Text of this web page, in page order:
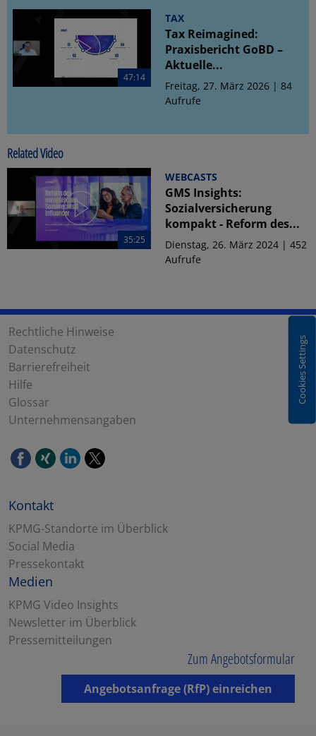
47:14
TAX
Tax Reimagined:
Praxisbericht GoBD –
Aktuelle...
Freitag, 27. März 2026 | 84
Aufrufe
Related Video
35:25
WEBCASTS
GMS Insights:
Sozialversicherung
kompakt - Reform des...
Dienstag, 26. März 2024 | 452
Aufrufe
Cookies Settings
Rechtliche Hinweise
Datenschutz
Barrierefreiheit
Hilfe
Glossar
Unternehmensangaben
Kontakt
KPMG-Standorte im Überblick
Social Media
Pressekontakt
Medien
KPMG Video Insights
Newsletter im Überblick
Pressemitteilungen
Zum Angebotsformular
Angebotsanfrage (RfP) einreichen